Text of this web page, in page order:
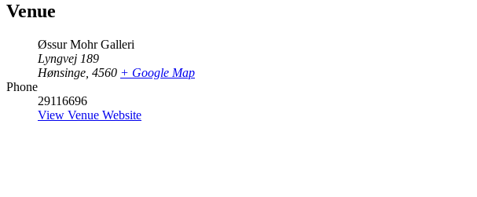
Venue
Øssur Mohr Galleri
Lyngvej 189
Hønsinge 4560 + Google Map
Phone
29116696
View Venue Website